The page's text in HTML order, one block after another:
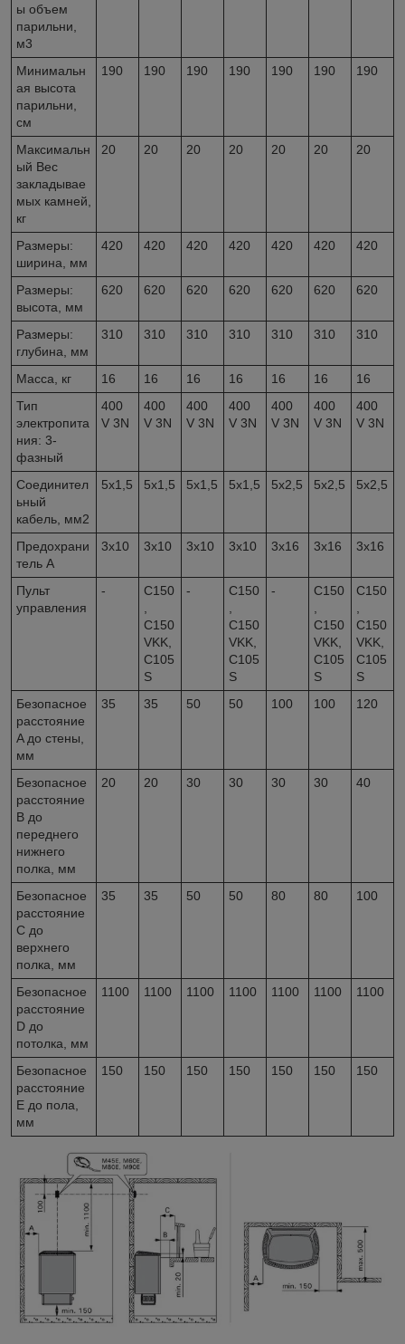
ы объем
парильни,
м3
Минимальн
ая высота
парильни,
см
190 190 190 190 190 190 190
Максимальн
ый Вес
закладывае
мых камней,
кг
20 20 20 20 20 20 20
Размеры:
ширина, мм
420 420 420 420 420 420 420
Размеры:
высота, мм
620 620 620 620 620 620 620
Размеры:
глубина, мм
310 310 310 310 310 310 310
Масса, кг 16 16 16 16 16 16
16
Тип
электропита
ния: 3-
фазный
400
V 3N
400
V 3N
400
V 3N
400
V 3N
400
V 3N
400
V 3N
400
V 3N
Соединител
ьный
кабель, мм2
5x1,5 5x1,5 5x1,5 5x1,5 5x2,5 5x2,5 5x2,5
Предохрани
тель A
3x10 3x10 3x10 3x10 3x16 3x16 3x16
Пульт
управления
-
C150
C150
VKK,
C105
S
-
C150
C150
VKK,
C105
S
-
C150
C150
VKK,
C105
S
C150
C150
VKK,
C105
S
Безопасное
расстояние
A до стены,
мм
35 35 50 50 100 100 120
Безопасное
расстояние
B до
переднего
нижнего
полка, мм
20 20 30 30 30 30 40
Безопасное
расстояние
C до
верхнего
полка, мм
35 35 50 50 80 80 100
Безопасное
расстояние
D до
потолка, мм
1100 1100 1100 1100 1100 1100 1100
Безопасное
расстояние
E до пола,
мм
150 150 150 150 150 150 150